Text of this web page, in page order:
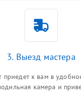
3. Выезд мастера
приедет к вам в
камера и